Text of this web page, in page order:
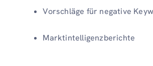
Vorschläge für negative
Marktintelligenzberichte